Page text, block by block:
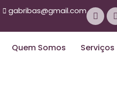
gabribas@gmail.com
Quem Somos Serviços